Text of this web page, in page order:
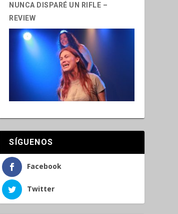
NUNCA DISPARÉ UN RIFLE –
REVIEW
SÍGUENOS
Facebook
Twitter